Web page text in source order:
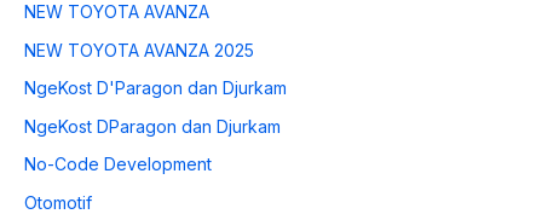
NEW TOYOTA AVANZA
NEW TOYOTA AVANZA 2025
NgeKost D'Paragon dan Djurkam
NgeKost DParagon dan Djurkam
No-Code Development
Otomotif